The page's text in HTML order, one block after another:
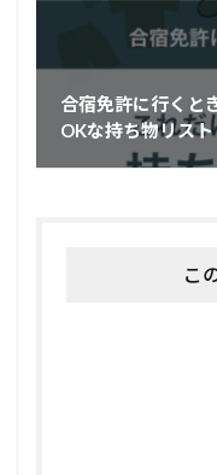
合宿免許に行くと
OKな持ち物リスト
こ